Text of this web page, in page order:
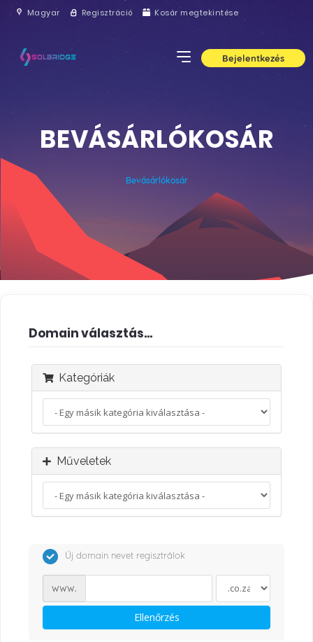
Magyar Regisztráció Kosár megtekintése
Bejelentkezés
BEVÁSÁRLÓKOSÁR
Bevásárlókosár
Domain választás...
Kategóriák
Műveletek
Új domain nevet regisztrálok
www.
Ellenőrzés